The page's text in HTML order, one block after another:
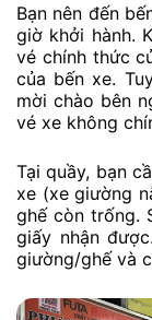
Bạn nên đến
giờ khởi hành.
vé chính thức
của bến xe.
mời chào bên
vé xe không
Tại quầy, bạn
xe (xe giường
ghế còn trống.
giấy nhận
giường/ghế và